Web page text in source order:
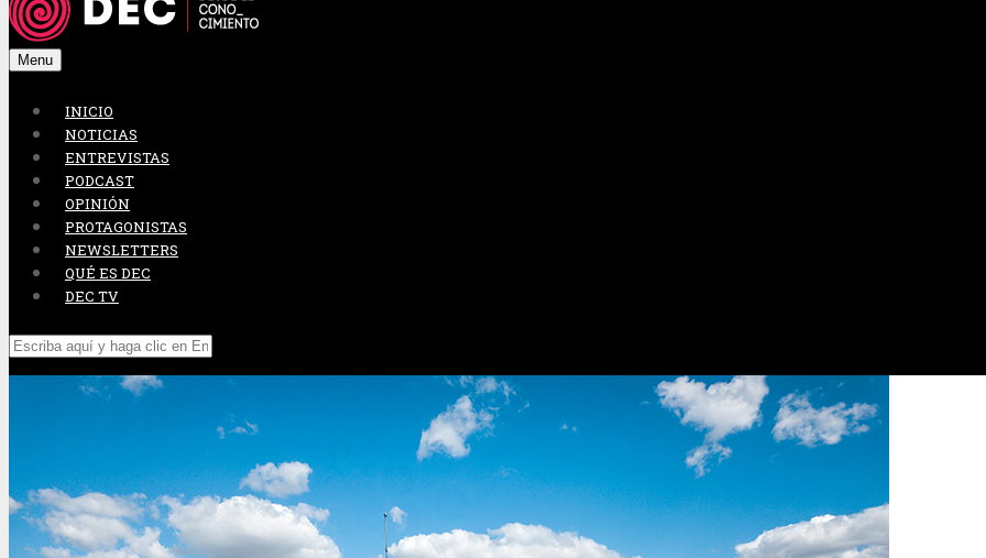
Menu
INICIO
NOTICIAS
ENTREVISTAS
PODCAST
OPINIÓN
PROTAGONISTAS
NEWSLETTERS
QUÉ ES DEC
DEC TV